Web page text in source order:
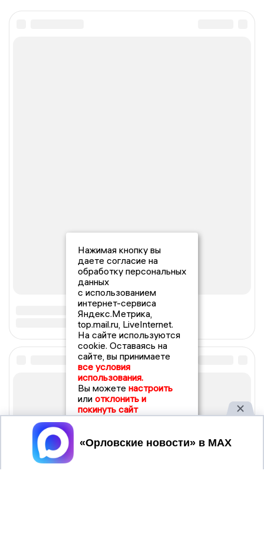
Нажимая кнопку вы
даете согласие на
обработку персональных
данных
с использованием
интернет-сервиса
Яндекс.Метрика,
top.mail.ru, LiveInternet.
На сайте используются
cookie. Оставаясь на
сайте, вы принимаете
все условия
использования.
Вы можете настроить
или отклонить и
покинуть сайт
Принять